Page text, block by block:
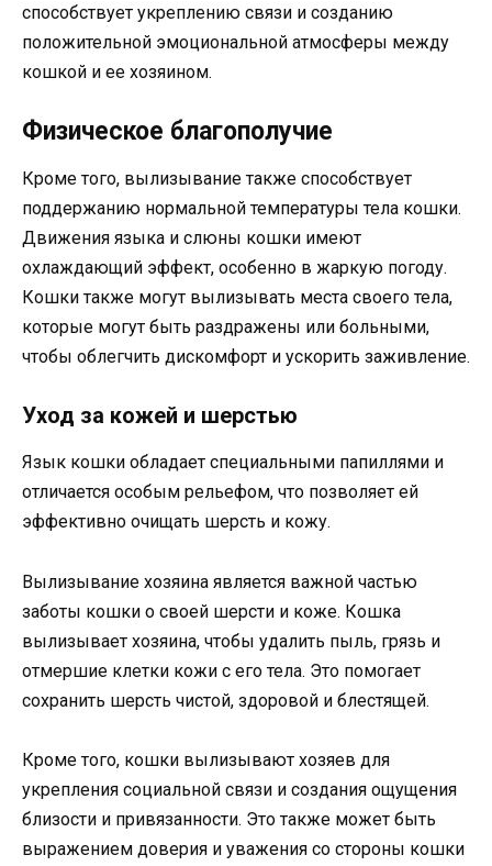
способствует укреплению связи и созданию
положительной эмоциональной атмосферы между
кошкой и ее хозяином.
Физическое благополучие
Кроме того, вылизывание также способствует
поддержанию нормальной температуры тела кошки.
Движения языка и слюны кошки имеют
охлаждающий эффект, особенно в жаркую погоду.
Кошки также могут вылизывать места своего тела,
которые могут быть раздражены или больными,
чтобы облегчить дискомфорт и ускорить заживление.
Уход за кожей и шерстью
Язык кошки обладает специальными папиллями и
отличается особым рельефом, что позволяет ей
эффективно очищать шерсть и кожу.
Вылизывание хозяина является важной частью
заботы кошки о своей шерсти и коже. Кошка
вылизывает хозяина, чтобы удалить пыль, грязь и
отмершие клетки кожи с его тела. Это помогает
сохранить шерсть чистой, здоровой и блестящей.
Кроме того, кошки вылизывают хозяев для
укрепления социальной связи и создания ощущения
близости и привязанности. Это также может быть
выражением доверия и уважения со стороны кошки